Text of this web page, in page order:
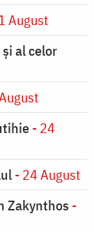
August
al celor
- 24
- 24 August
Zakynthos -